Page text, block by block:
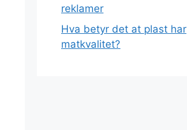
reklamer
Hva betyr det at plast har
matkvalitet?